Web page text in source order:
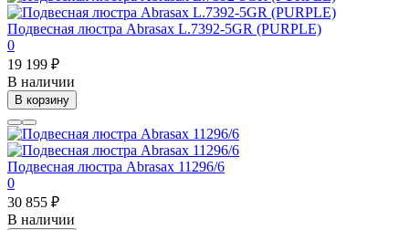
Подвесная люстра Abrasax L.7392-5GR (PURPLE)
0
19 199 ₽
В наличии
В корзину
Подвесная люстра Abrasax 11296/6
0
30 855 ₽
В наличии